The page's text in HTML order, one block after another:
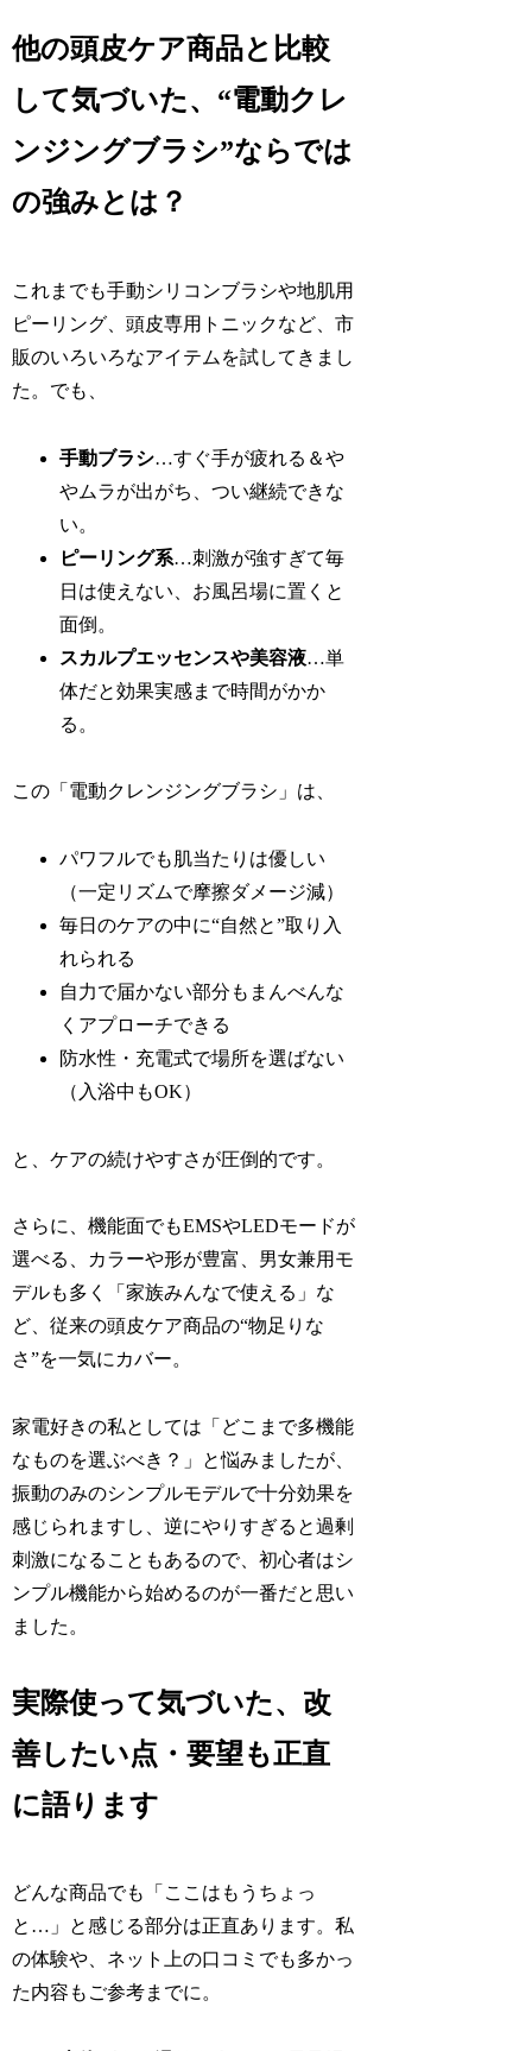
他の頭皮ケア商品と比較
して気づいた、“電動クレ
ンジングブラシ”ならでは
の強みとは？
これまでも手動シリコンブラシや地肌用
ピーリング、頭皮専用トニックなど、市
販のいろいろなアイテムを試してきまし
た。でも、
手動ブラシ…すぐ手が疲れる＆や
やムラが出がち、つい継続できな
い。
ピーリング系…刺激が強すぎて毎
日は使えない、お風呂場に置くと
面倒。
スカルプエッセンスや美容液…単
体だと効果実感まで時間がかか
る。
この「電動クレンジングブラシ」は、
パワフルでも肌当たりは優しい
（一定リズムで摩擦ダメージ減）
毎日のケアの中に“自然と”取り入
れられる
自力で届かない部分もまんべんな
くアプローチできる
防水性・充電式で場所を選ばない
（入浴中もOK）
と、ケアの続けやすさが圧倒的です。
さらに、機能面でもEMSやLEDモードが
選べる、カラーや形が豊富、男女兼用モ
デルも多く「家族みんなで使える」な
ど、従来の頭皮ケア商品の“物足りな
さ”を一気にカバー。
家電好きの私としては「どこまで多機能
なものを選ぶべき？」と悩みましたが、
振動のみのシンプルモデルで十分効果を
感じられますし、逆にやりすぎると過剰
刺激になることもあるので、初心者はシ
ンプル機能から始めるのが一番だと思い
ました。
実際使って気づいた、改
善したい点・要望も正直
に語ります
どんな商品でも「ここはもうちょっ
と…」と感じる部分は正直あります。私
の体験や、ネット上の口コミでも多かっ
た内容もご参考までに。